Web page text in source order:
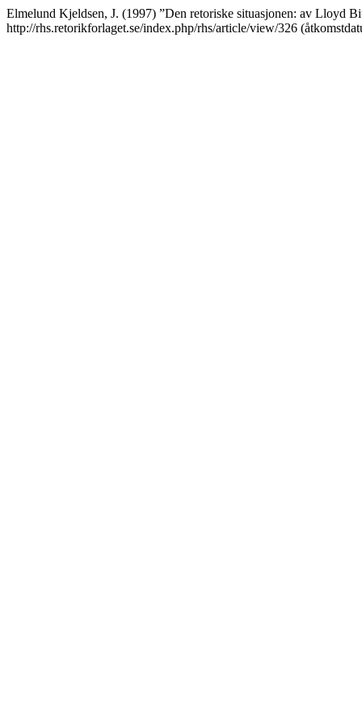
Elmelund Kjeldsen, J. (1997) ”Den retoriske situasjonen: av Lloyd
http://rhs.retorikforlaget.se/index.php/rhs/article/view/326